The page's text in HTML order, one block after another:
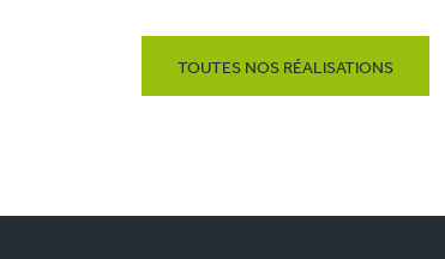
TOUTES NOS RÉALISATIONS